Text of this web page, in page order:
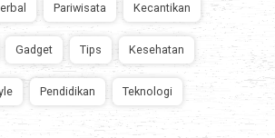
Pariwisata Kecantikan
Gadget Tips Kesehatan
Pendidikan Teknologi